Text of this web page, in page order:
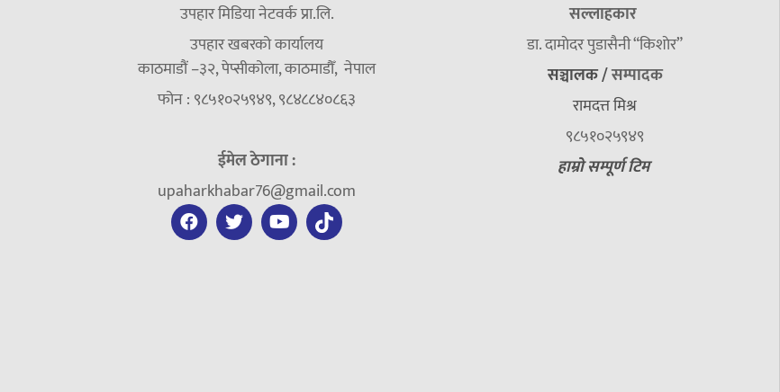
उपहार मिडिया नेटवर्क प्रा.लि.
उपहार खबरको कार्यालय
काठमाडौं –३२, पेप्सीकोला, काठमाडौँ, नेपाल
फोन : ९८५१०२५९४९, ९८४८८४०८६३
ईमेल ठेगाना :
upaharkhabar76@gmail.com
सल्लाहकार
डा. दामाेदर पुडासैनी “किशाेर”
सञ्चालक /सम्पादक
रामदत्त मिश्र
९८५१०२५९४९
हाम्रो सम्पूर्ण टिम